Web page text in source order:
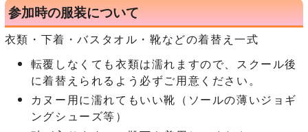
参加時の服装について
衣類・下着・バスタオル・靴などの着替え一式
転覆しなくても衣類は濡れますので、スクール後
に着替えられるよう必ずご用意ください。
カヌー用に濡れてもいい靴（ソールの薄いジョギ
ングシューズ等）